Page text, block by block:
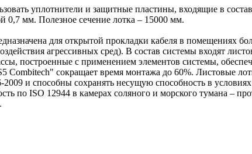
уплотнители и защитные пластины, входящие в
0,7 мм. Полезное сечение лотка – 15000 мм.
для открытой прокладки кабеля в
агрессивных сред). В состав системы входят
построенные с применением элементов системы,
Combitech" сокращает время монтажа до 60%. Листовые
и способны сохранять несущую способность в
по ISO 12944 в камерах соляного и морского тумана –